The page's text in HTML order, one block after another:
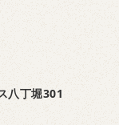
八丁堀301